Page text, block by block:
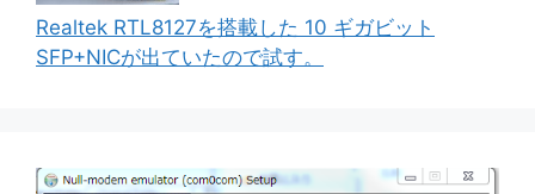
Realtek RTL8127を搭載した 10 ギガビット
SFP+NICが出ていたので試す。